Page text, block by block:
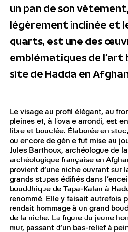
un pan de son
légèrement inclinée et
quarts, est une des
emblématiques de l’art
site de Hadda en
Le visage au profil élégant, au
pleines et, à l’ovale arrondi, est
libre et bouclée. Élaborée en
ou encore de génie fut mise au
Jules Barthoux, archéologue de
archéologique française en
provient d’une niche ouvrant sur
grands stupas édifiés dans
bouddhique de Tapa-Kalan à
renommé. Elle y faisait autrefois
rendait hommage à un grand
de la niche. La figure du jeune
mur, passant d’un bas-relief à